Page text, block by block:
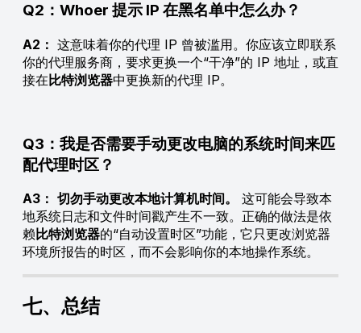
Q2：Whoer 提示 IP 在黑名单中怎么办？
A2： 这意味着你的代理 IP 曾被滥用。你应该立即联系
你的代理服务商，要求更换一个“干净”的 IP 地址，或直
接在 比特浏览器中更换新的代理 IP。
Q3：我是否需要手动更改电脑的系统时间来匹
配代理时区？
A3： 切勿手动更改本地计算机时间。
这可能会导致本
地系统日志和文件时间戳产生不一致。正确的做法是依
赖 比特浏览器的“自动设置时区”功能，它只更改浏览器
环境所报告的时区，而不会影响你的本地操作系统。
七、总结